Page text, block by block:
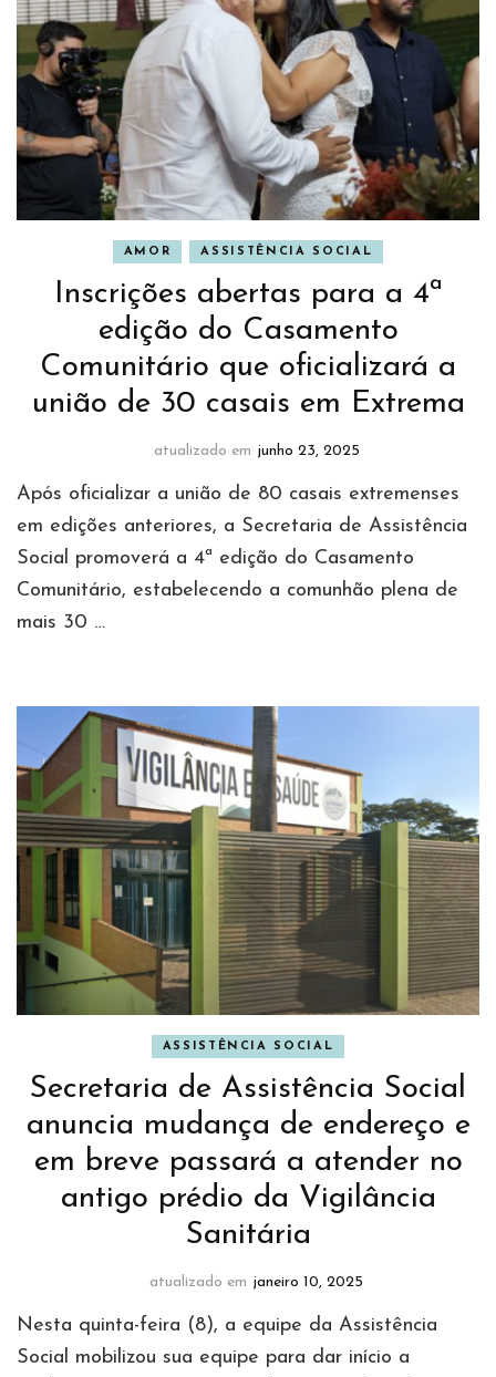
AMOR ASSISTÊNCIA SOCIAL
Inscrições abertas para a 4ª
edição do Casamento
Comunitário que oficializará a
união de 30 casais em Extrema
atualizado em junho 23, 2025
Após oficializar a união de 80 casais extremenses
em edições anteriores, a Secretaria de Assistência
Social promoverá a 4ª edição do Casamento
Comunitário, estabelecendo a comunhão plena de
mais 30 …
ASSISTÊNCIA SOCIAL
Secretaria de Assistência Social
anuncia mudança de endereço e
em breve passará a atender no
antigo prédio da Vigilância
Sanitária
atualizado em janeiro 10, 2025
Nesta quinta-feira (8), a equipe da Assistência
Social mobilizou sua equipe para dar início a